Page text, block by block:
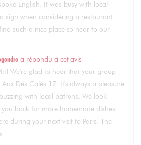
English. It was busy with local
sign when considering a restaurant
such a nice place so near to our
a répondu à cet avis
We're glad to hear that your group
Dés Calés 17. It's always a pleasure
with local patrons. We look
back for more homemade dishes
during your next visit to Paris. The